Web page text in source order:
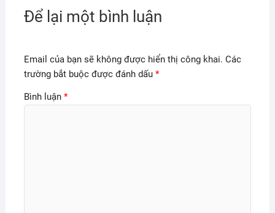
Để lại một bình luận
Email của bạn sẽ không được hiển thị công khai. Các
trường bắt buộc được đánh dấu *
Bình luận *